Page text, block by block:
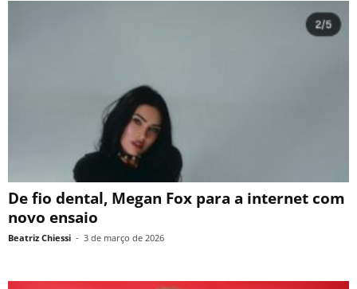
De fio dental, Megan Fox para a internet com
novo ensaio
Beatriz Chiessi - 3 de março de 2026